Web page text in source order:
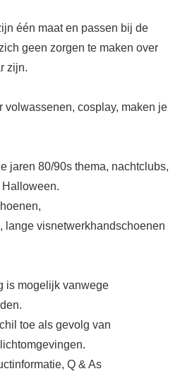
één maat en passen bij de
geen zorgen te maken over
zijn.
volwassenen, cosplay, maken je
jaren 80/90s thema, nachtclubs,
Halloween.
lange visnetwerkhandschoenen
is mogelijk vanwege
toe als gevolg van
Q & As